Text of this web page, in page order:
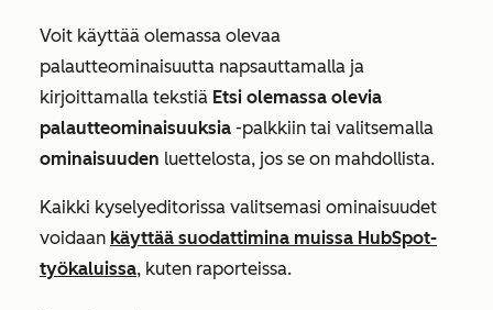
Voit käyttää olemassa olevaa
palautteominaisuutta napsauttamalla ja
kirjoittamalla tekstiä Etsi olemassa olevia
palautteominaisuuksia -palkkiin tai valitsemalla
ominaisuuden luettelosta, jos se on mahdollista.
Kaikki kyselyeditorissa valitsemasi ominaisuudet
voidaan käyttää suodattimina muissa HubSpot-
työkaluissa, kuten raporteissa.